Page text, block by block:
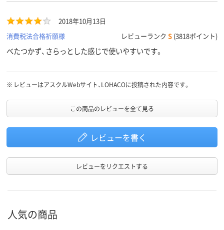
タつく感じがあまりなく気に入っています。
2018年10月13日
消費税法合格祈願様
レビューランク S (3818ポイント)
べたつかず、さらっとした感じで使いやすいです。
※ レビューはアスクルWebサイト、LOHACOに投稿された内容です。
この商品のレビューを全て見る
レビューを書く
レビューをリクエストする
人気の商品